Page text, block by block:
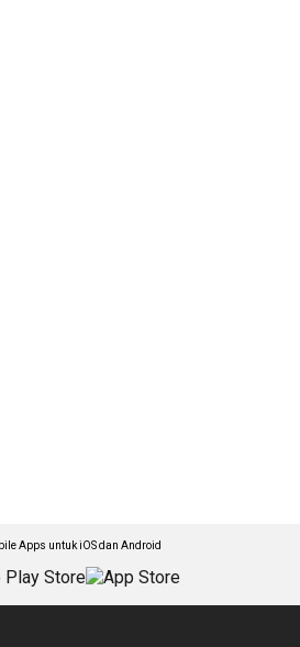
Apps untuk iOS dan Android